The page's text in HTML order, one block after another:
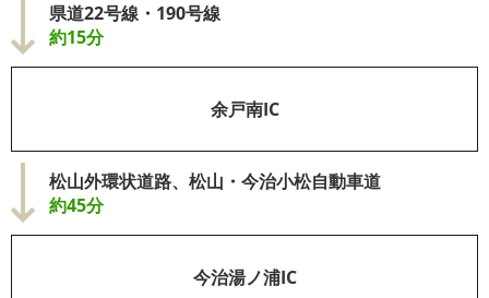
県道22号線・190号線
約15分
余戸南IC
松山外環状道路、松山・今治小松自動車道
約45分
今治湯ノ浦IC